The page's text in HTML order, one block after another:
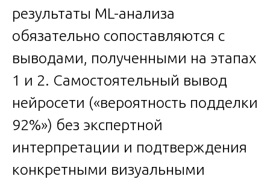
результаты ML-анализа
обязательно сопоставляются с
выводами, полученными на этапах
1 и 2. Самостоятельный вывод
нейросети («вероятность подделки
92%») без экспертной
интерпретации и подтверждения
конкретными визуальными